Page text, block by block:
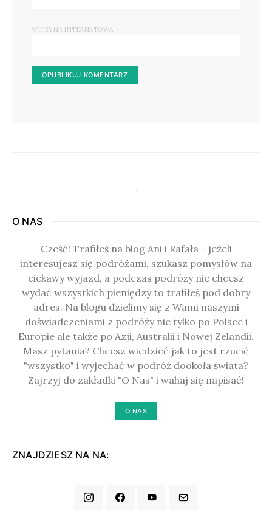
WITRYNA INTERNETOWA
O NAS
Cześć! Trafiłeś na blog Ani i Rafała - jeżeli
interesujesz się podróżami, szukasz pomysłów na
ciekawy wyjazd, a podczas podróży nie chcesz
wydać wszystkich pieniędzy to trafiłeś pod dobry
adres. Na blogu dzielimy się z Wami naszymi
doświadczeniami z podróży nie tylko po Polsce i
Europie ale także po Azji, Australii i Nowej Zelandii.
Masz pytania? Chcesz wiedzieć jak to jest rzucić
"wszystko" i wyjechać w podróż dookoła świata?
Zajrzyj do zakładki "O Nas" i wahaj się napisać!
O NAS
ZNAJDZIESZ NA NA: